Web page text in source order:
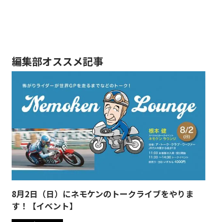
編集部オススメ記事
8月2日（日）にネモケンのトークライブをやりま
す！【イベント】